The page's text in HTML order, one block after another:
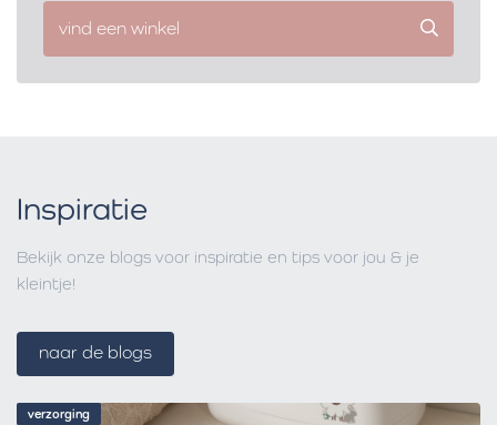
vind een winkel
verzorging
Inspiratie
Bekijk onze blogs voor inspiratie en tips voor jou & je
kleintje!
naar de blogs